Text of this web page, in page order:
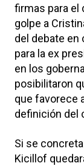
firmas para el
golpe a
del debate en
para la ex
en los
posibilitaron
que favorece
definición del
Si se
Kicillof